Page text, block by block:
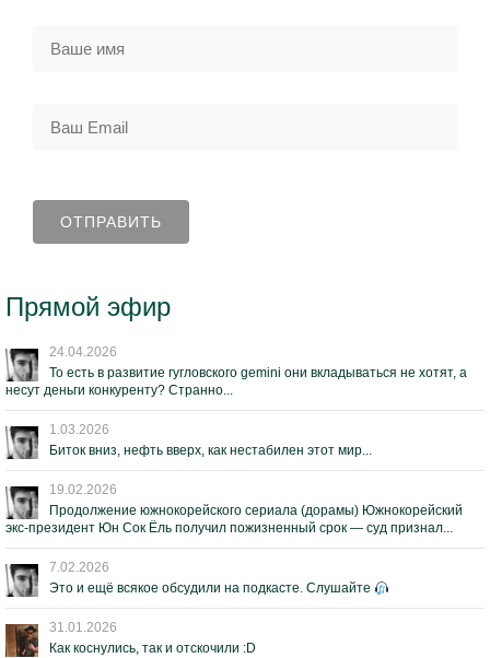
Прямой эфир
24.04.2026
То есть в развитие гугловского gemini они вкладываться не хотят, а
несут деньги конкуренту? Странно...
1.03.2026
Биток вниз, нефть вверх, как нестабилен этот мир...
19.02.2026
Продолжение южнокорейского сериала (дорамы) Южнокорейский
экс-президент Юн Сок Ёль получил пожизненный срок — суд признал...
7.02.2026
Это и ещё всякое обсудили на подкасте. Слушайте
31.01.2026
Как коснулись, так и отскочили :D